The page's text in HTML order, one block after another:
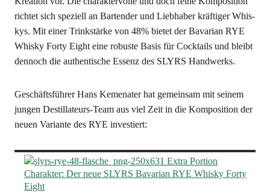
rich­tet sich spe­zi­ell an Bar­ten­der und Lieb­ha­ber kräf­ti­ger Whis­
kys. Mit einer Trink­stär­ke von 48% bie­tet der Bava­ri­an RYE
Whis­ky For­ty Eight eine robus­te Basis für Cock­tails und bleibt
den­noch die authen­ti­sche Essenz des SLYRS Handwerks.
Geschäfts­füh­rer Hans Keme­n­a­ter hat gemein­sam mit sei­nem
jun­gen Destil­la­teurs-Team aus viel Zeit in die Kom­po­si­ti­on der
neu­en Vari­an­te des RYE investiert: